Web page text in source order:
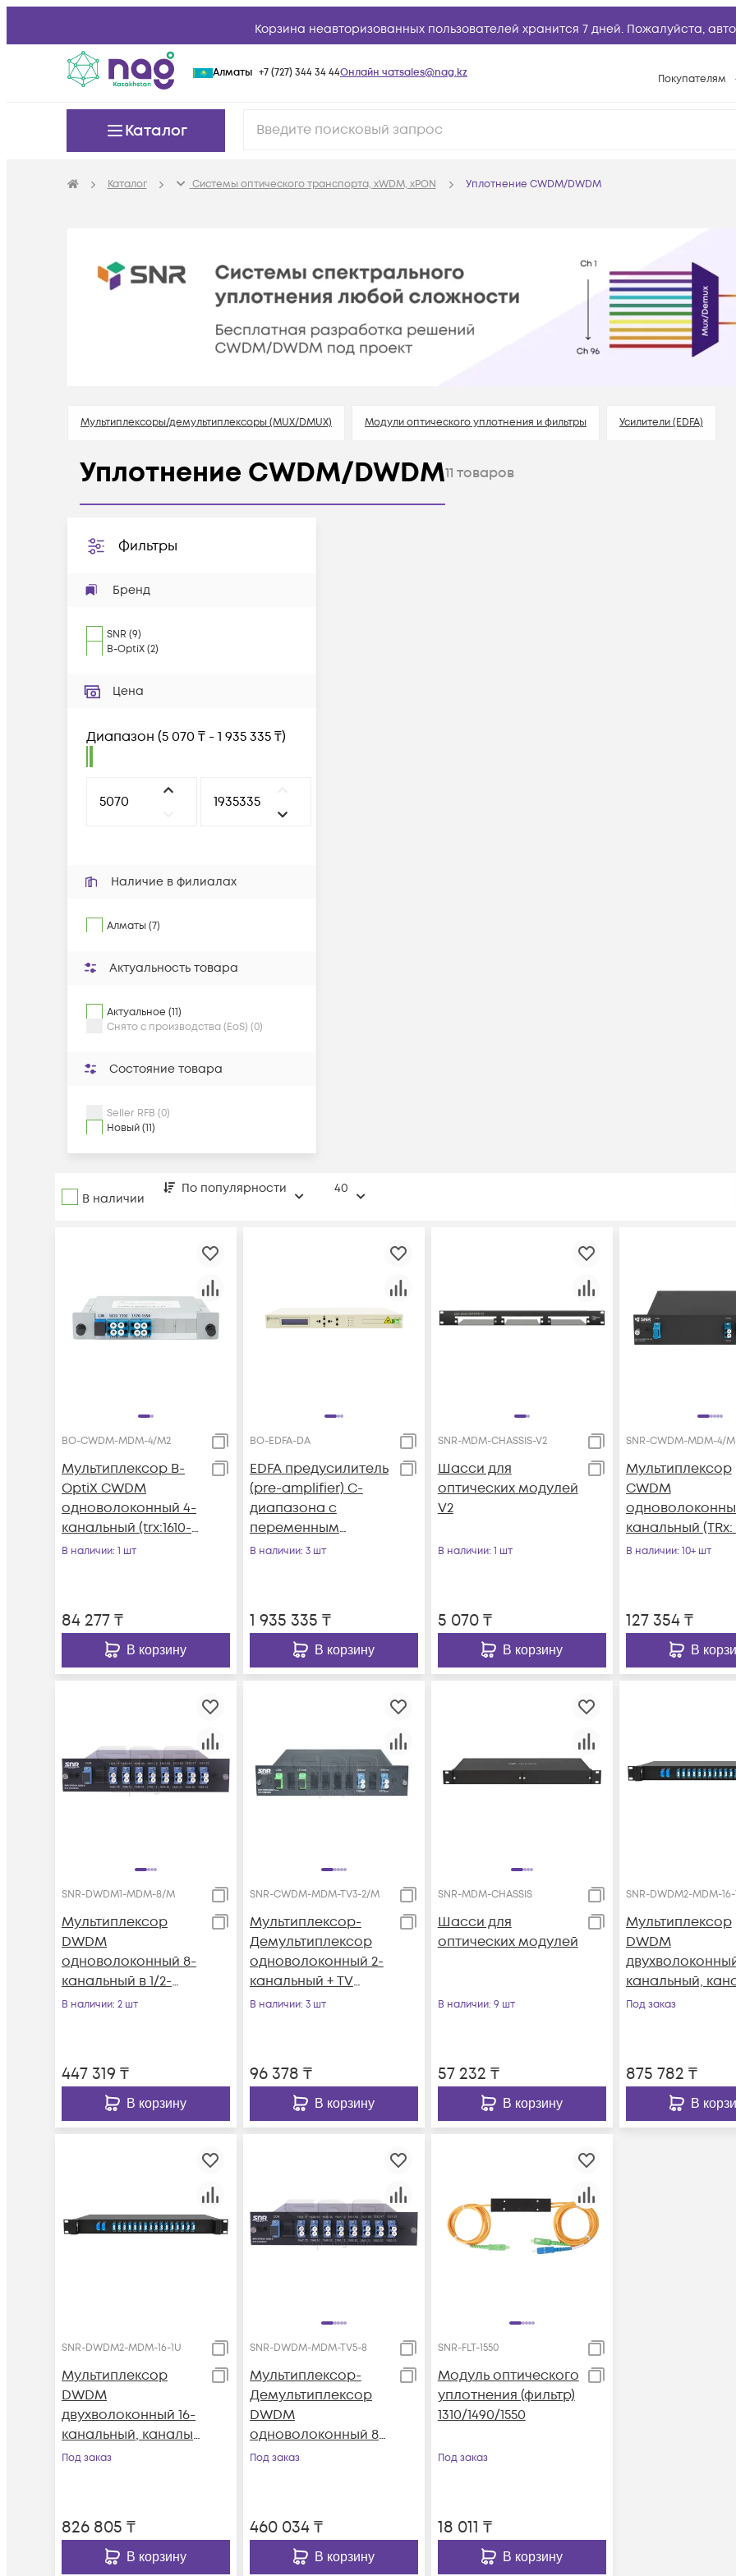
Корзина неавторизованных пользователей хранится 7 дней. Пожалуйста,
Алматы +7 (727) 344 34 44Онлайн чатsales@nag.kz Покупателям
База знаний
Каталог
Каталог Системы оптического транспорта, xWDM, xPON Уплотнение CWDM/DWDM
Мультиплексоры/демультиплексоры (MUX/DMUX) Модули оптического уплотнения и фильтры Усилители (EDFA)
Уплотнение CWDM/DWDM11 товаров
Фильтры
Бренд
SNR (9)
B-OptiX(2)
Цена
Диапазон (5 070 ₸ - 1 935 335 ₸)
Наличие в филиалах
Алматы (7)
Актуальность товара
Актуальное (11)
Снято с производства (EoS) (0)
Состояние товара
Seller RFB (0)
Новый (11)
В наличии
По популярности 40
BO-CWDM-MDM-4/M2
Мультиплексор B-
OptiX CWDM
одноволоконный 4-
канальный (trx:1610-
1550, 1470-1530), в
В наличии: 1 шт
84 277₸
В корзину
BO-EDFA-DA
EDFA предусилитель
(pre-amplifier) C-
диапазона с
переменным
коэффициентом
В наличии: 3 шт
1 935 335 ₸
В корзину
SNR-MDM-CHASSIS-V2
Шасси для
оптических модулей
V2
В наличии: 1 шт
5 070₸
В корзину
SNR-CWDM-MDM-4/
Мультиплексор
CWDM
канальный (TRx:
1290, 1310, 1330,
В наличии: 10+ шт
127 354₸
В
SNR-DWDM1-MDM-8/M
Мультиплексор
DWDM
одноволоконный 8-
канальный в 1/2-
слоте
В наличии: 2 шт
447 319 ₸
В корзину
SNR-CWDM-MDM-TV3-2/M
Мультиплексор-
Демультиплексор
одноволоконный 2-
канальный + TV
канал 1310нм
В наличии: 3 шт
96 378 ₸
В корзину
SNR-MDM-CHASSIS
Шасси для
оптических модулей
В наличии: 9 шт
57 232 ₸
В корзину
SNR-DWDM2-MDM-16-
Мультиплексор
DWDM
канальный,
41~44, 46~49,
Под заказ
875 782 ₸
В
SNR-DWDM2-MDM-16-1U
Мультиплексор
DWDM
двухволоконный 16-
канальный, каналы
45-60, 1U 19"
Под заказ
826 805 ₸
В корзину
SNR-DWDM-MDM-TV5-8
Мультиплексор-
Демультиплексор
DWDM
одноволоконный 8-
канальный + TV
Под заказ
460 034₸
В корзину
SNR-FLT-1550
Модуль оптического
уплотнения (фильтр)
1310/1490/1550
Под заказ
18 011 ₸
В корзину